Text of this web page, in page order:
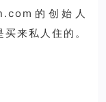
的创始人
来私人住的。